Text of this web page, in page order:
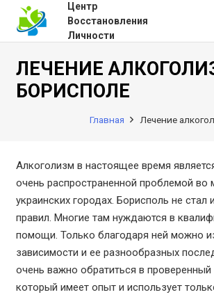
Центр
Восстановления
Личности
ЛЕЧЕНИЕ
БОРИСПОЛЕ
Главная Лечение
Алкоголизм в настоящее время
очень распространенной проблемой во
украинских городах. Борисполь не стал
правил. Многие там нуждаются в
помощи. Только благодаря ней можно
зависимости и ее разнообразных
очень важно обратиться в проверенный
который имеет опыт и использует